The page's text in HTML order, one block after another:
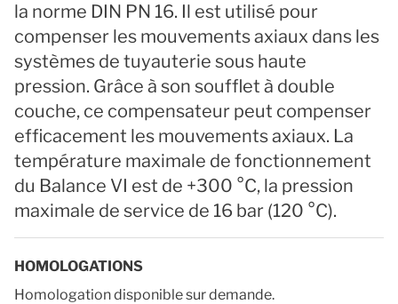
la norme DIN PN 16. Il est utilisé pour
compenser les mouvements axiaux dans les
systèmes de tuyauterie sous haute
pression. Grâce à son soufflet à double
couche, ce compensateur peut compenser
efficacement les mouvements axiaux. La
température maximale de fonctionnement
du Balance VI est de +300 °C, la pression
maximale de service de 16 bar (120 °C).
HOMOLOGATIONS
Homologation disponible sur demande.